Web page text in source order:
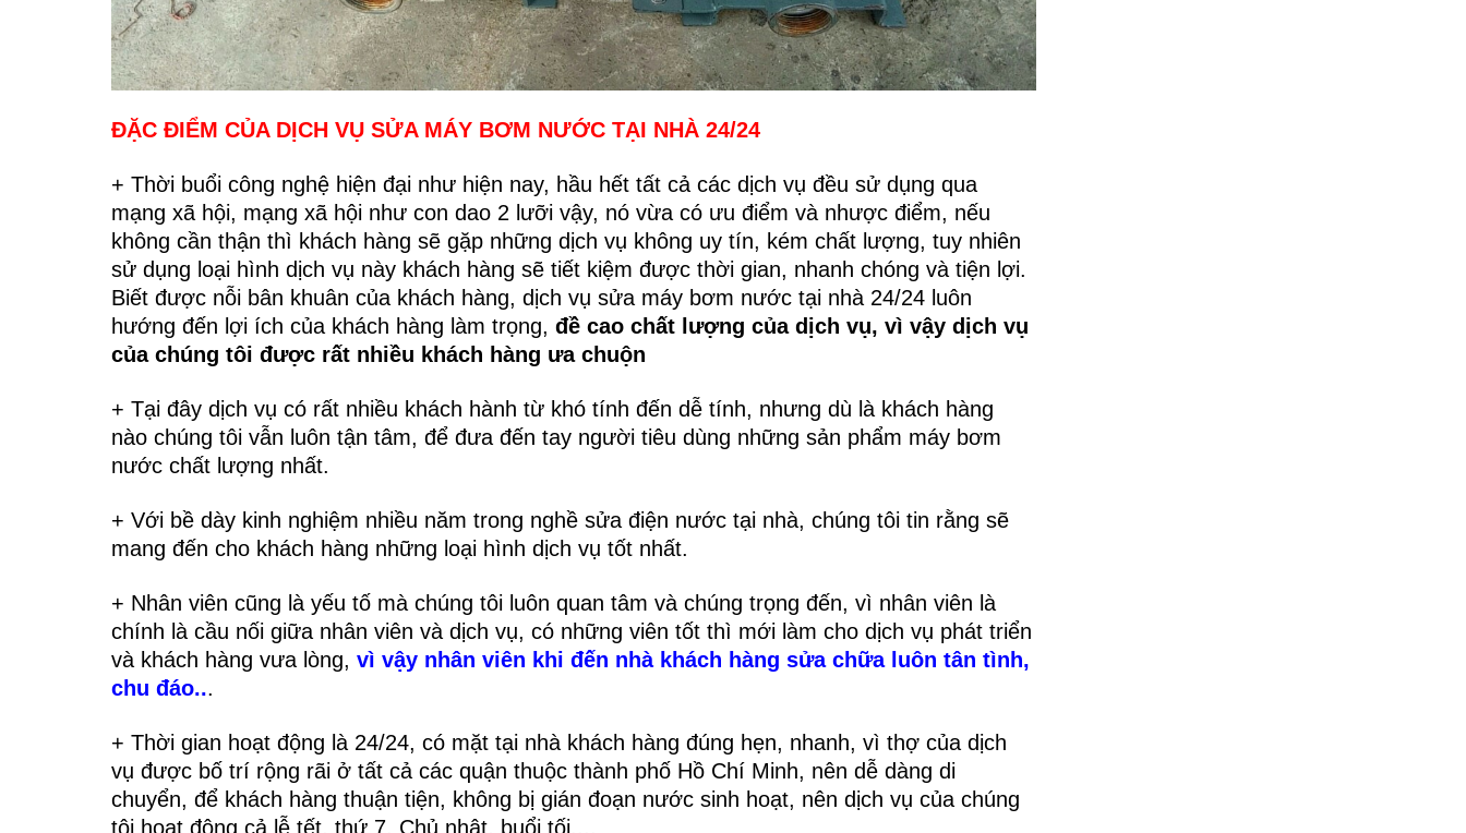
ĐẶC ĐIỂM CỦA DỊCH VỤ SỬA MÁY BƠM NƯỚC TẠI NHÀ 24/24
+ Thời buổi công nghệ hiện đại như hiện nay, hầu hết tất cả các dịch vụ đều sử dụng qua
mạng xã hội, mạng xã hội như con dao 2 lưỡi vậy, nó vừa có ưu điểm và nhược điểm, nếu
không cần thận thì khách hàng sẽ gặp những dịch vụ không uy tín, kém chất lượng, tuy nhiên
sử dụng loại hình dịch vụ này khách hàng sẽ tiết kiệm được thời gian, nhanh chóng và tiện lợi.
Biết được nỗi bân khuân của khách hàng, dịch vụ sửa máy bơm nước tại nhà 24/24 luôn
hướng đến lợi ích của khách hàng làm trọng, đề cao chất lượng của dịch vụ, vì vậy dịch vụ
của chúng tôi được rất nhiều khách hàng ưa chuộn
+ Tại đây dịch vụ có rất nhiều khách hành từ khó tính đến dễ tính, nhưng dù là khách hàng
nào chúng tôi vẫn luôn tận tâm, để đưa đến tay người tiêu dùng những sản phẩm máy bơm
nước chất lượng nhất.
+ Với bề dày kinh nghiệm nhiều năm trong nghề sửa điện nước tại nhà, chúng tôi tin rằng sẽ
mang đến cho khách hàng những loại hình dịch vụ tốt nhất.
+ Nhân viên cũng là yếu tố mà chúng tôi luôn quan tâm và chúng trọng đến, vì nhân viên là
chính là cầu nối giữa nhân viên và dịch vụ, có những viên tốt thì mới làm cho dịch vụ phát triển
và khách hàng vưa lòng, vì vậy nhân viên khi đến nhà khách hàng sửa chữa luôn tân tình,
chu đáo...
+ Thời gian hoạt động là 24/24, có mặt tại nhà khách hàng đúng hẹn, nhanh, vì thợ của dịch
vụ được bố trí rộng rãi ở tất cả các quận thuộc thành phố Hồ Chí Minh, nên dễ dàng di
chuyển, để khách hàng thuận tiện, không bị gián đoạn nước sinh hoạt, nên dịch vụ của chúng
tôi hoạt động cả lễ tết, thứ 7. Chủ nhật, buổi tối....